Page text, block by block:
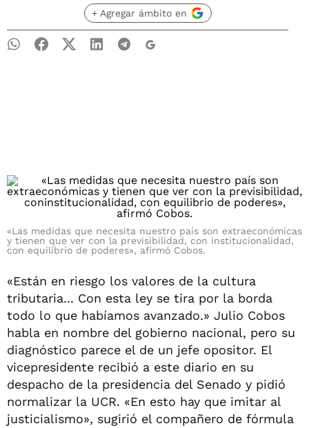
+ Agregar ámbito en
«Las medidas que necesita nuestro país son extraeconómicas
y tienen que ver con la previsibilidad, con institucionalidad,
con equilibrio de poderes», afirmó Cobos.
«Están en riesgo los valores de la cultura
tributaria... Con esta ley se tira por la borda
todo lo que habíamos avanzado.» Julio Cobos
habla en nombre del gobierno nacional, pero su
diagnóstico parece el de un jefe opositor. El
vicepresidente recibió a este diario en su
despacho de la presidencia del Senado y pidió
normalizar la UCR. «En esto hay que imitar al
justicialismo», sugirió el compañero de fórmula